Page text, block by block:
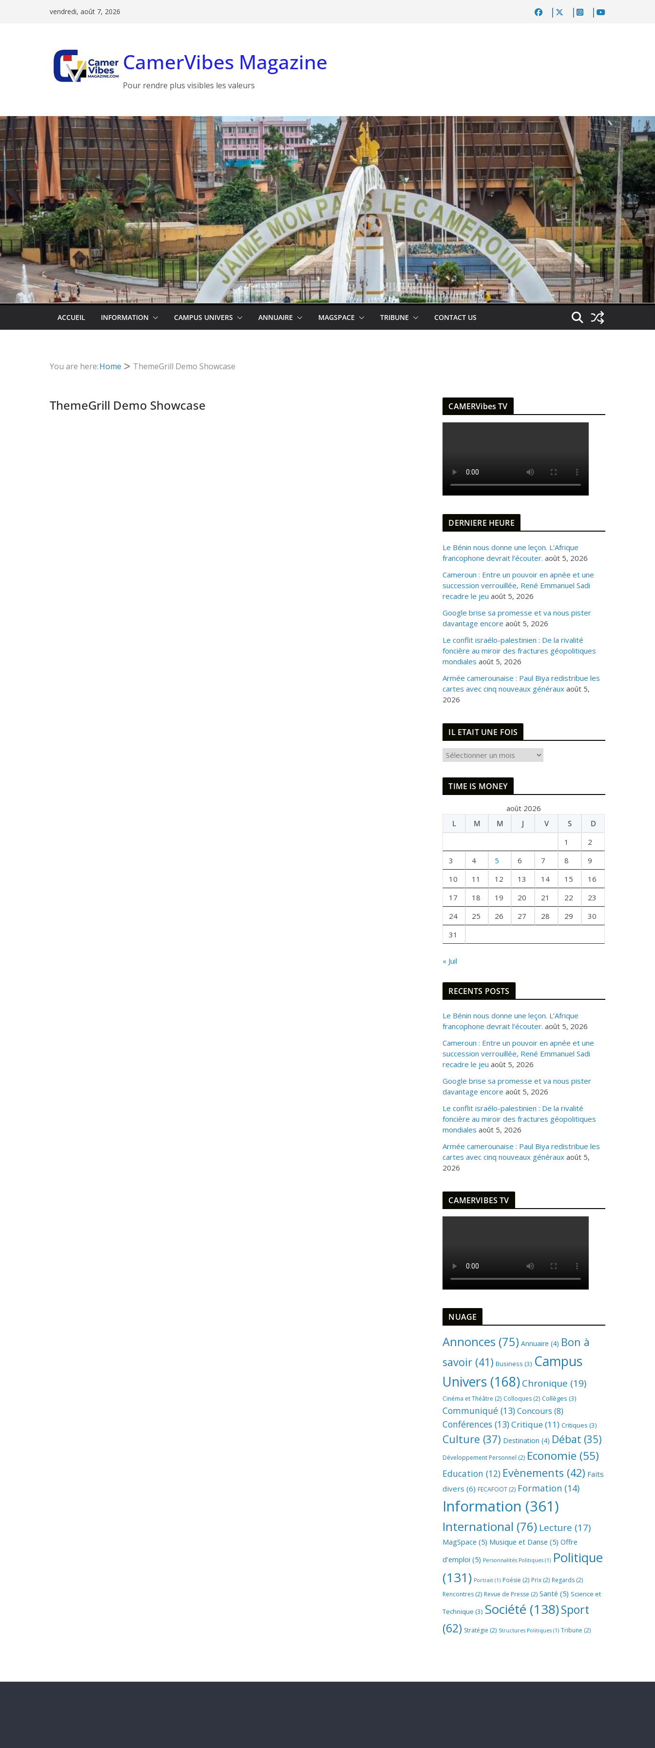
vendredi, août 7, 2026
CamerVibes Magazine
Pour rendre plus visibles les valeurs
ACCUEIL INFORMATION CAMPUS UNIVERS ANNUAIRE MAGSPACE TRIBUNE CONTACT US
You are here:Home ThemeGrill Demo Showcase
ThemeGrill Demo Showcase CAMERVibes TV
DERNIERE HEURE
Le Bénin nous donne une leçon. L’Afrique
francophone devrait l’écouter. août 5, 2026
Cameroun : Entre un pouvoir en apnée et une
succession verrouillée, René Emmanuel Sadi
recadre le jeu août 5, 2026
Google brise sa promesse et va nous pister
davantage encore août 5, 2026
Le conflit israélo-palestinien : De la rivalité
foncière au miroir des fractures géopolitiques
mondiales août 5, 2026
Armée camerounaise : Paul Biya redistribue les
cartes avec cinq nouveaux généraux août 5,
2026
IL ETAIT UNE FOIS
E
I
U
F
S
TIME IS MONEY
août 2026
L
M M J V S
D
1
2
3
4 5 6 7 8
9
10
11 12 13 14 15
16
17
18 19 20 21 22
23
24
25 26 27 28 29
30
31
« Juil
RECENTS POSTS
Le Bénin nous donne une leçon. L’Afrique
francophone devrait l’écouter. août 5, 2026
Cameroun : Entre un pouvoir en apnée et une
succession verrouillée, René Emmanuel Sadi
recadre le jeu août 5, 2026
Google brise sa promesse et va nous pister
davantage encore août 5, 2026
Le conflit israélo-palestinien : De la rivalité
foncière au miroir des fractures géopolitiques
mondiales août 5, 2026
Armée camerounaise : Paul Biya redistribue les
cartes avec cinq nouveaux généraux août 5,
2026
CAMERVIBES TV
NUAGE
Annonces (75) Annuaire (4) Bon à
savoir (41) Business (3) Campus
Univers (168)Chronique (19)
Cinéma et Théâtre (2) Colloques (2) Collèges (3)
Communiqué (13) Concours (8)
Conférences (13)Critique(11) Critiques (3)
Culture (37) Destination (4) Débat (35)
Développement Personnel (2) Economie (55)
Education (12) Evènements (42) Faits
divers (6) FECAFOOT (2) Formation (14)
Information (361)
International (76) Lecture (17)
MagSpace (5) Musique et Danse (5) Offre
d'emploi (5) Personnalités Politiques (1) Politique
(131) Portrait (1) Poésie (2) Prix (2) Regards (2)
Rencontres (2) Revue de Presse (2) Santé (5) Science et
Technique (3) Société (138)Sport
(62) Stratégie (2) Structures Politiques (1) Tribune (2)